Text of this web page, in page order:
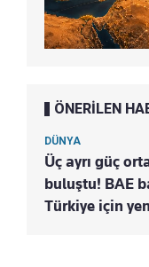
ÖNERİLEN
DÜNYA
Üç ayrı güç
buluştu! BAE
Türkiye için